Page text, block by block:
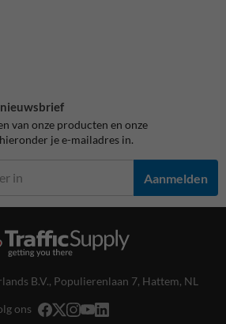
van onze producten en onze
je e-mailadres in.
Aanmelden
B.V., Populierenlaan 7, Hattem, NL
ons